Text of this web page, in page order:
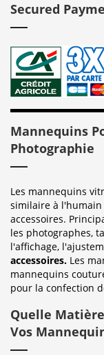
Secured
Mannequins
Photographie
Les mannequins
similaire à
accessoires.
les photographes,
l'affichage,
accessoires. Les
mannequins
pour la confection
Quelle
Vos